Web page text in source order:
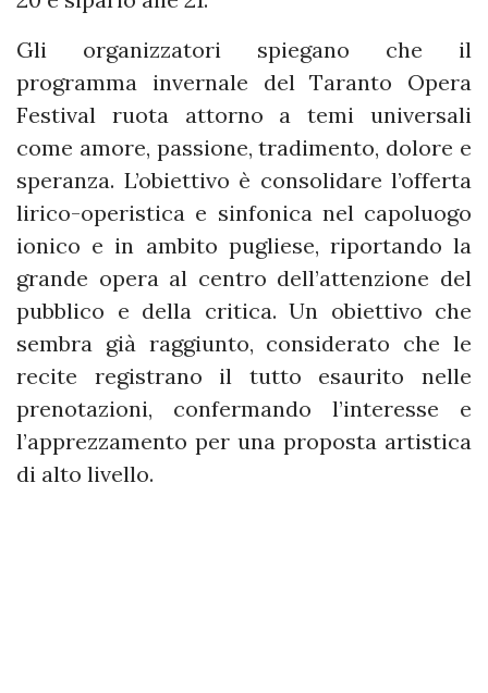
Gli organizzatori spiegano che il
programma invernale del Taranto Opera
Festival ruota attorno a temi universali
come amore, passione, tradimento, dolore e
speranza. L’obiettivo è consolidare l’offerta
lirico-operistica e sinfonica nel capoluogo
ionico e in ambito pugliese, riportando la
grande opera al centro dell’attenzione del
pubblico e della critica. Un obiettivo che
sembra già raggiunto, considerato che le
recite registrano il tutto esaurito nelle
prenotazioni, confermando l’interesse e
l’apprezzamento per una proposta artistica
di alto livello.